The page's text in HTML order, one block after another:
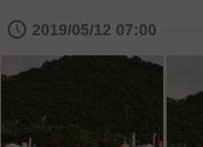
🕔 2019/05/12 07:00